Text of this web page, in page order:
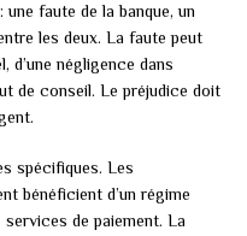
faute de la banque, un
les deux. La faute peut
d’une négligence dans
de conseil. Le préjudice doit
spécifiques. Les
bénéficient d’un régime
de paiement. La